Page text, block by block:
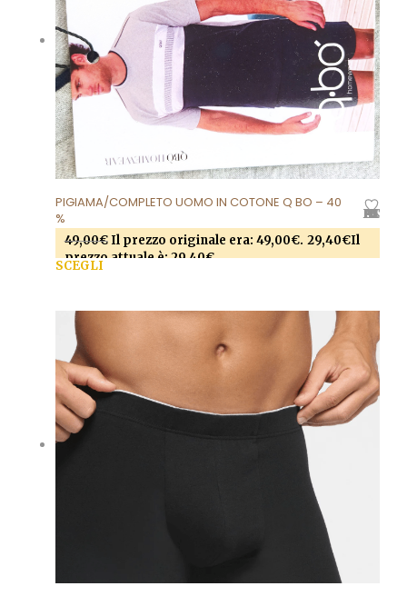
AGGIUNGI ALLA LISTA DEI DESIDERI
PIGIAMA/COMPLETO UOMO IN COTONE Q BO – 40
%
49,00€ Il prezzo originale era: 49,00€. 29,40€Il
prezzo attuale è: 29,40€.
SCEGLI
possono essere scelte nella pagina del prodotto